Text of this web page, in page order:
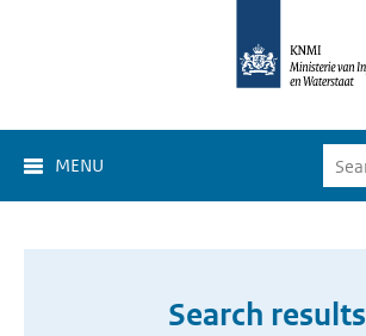
MENU
Search results